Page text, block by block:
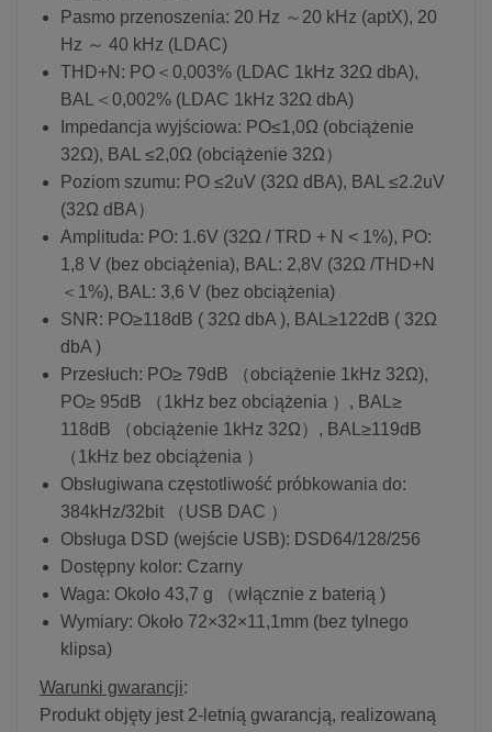
Pasmo przenoszenia: 20 Hz ～20 kHz (aptX), 20
Hz ～ 40 kHz (LDAC)
THD+N: PO＜0,003% (LDAC 1kHz 32Ω dbA),
BAL＜0,002% (LDAC 1kHz 32Ω dbA)
Impedancja wyjściowa: PO≤1,0Ω (obciążenie
32Ω), BAL ≤2,0Ω (obciążenie 32Ω）
Poziom szumu: PO ≤2uV (32Ω dBA), BAL ≤2.2uV
(32Ω dBA）
Amplituda: PO: 1.6V (32Ω / TRD + N < 1%), PO:
1,8 V (bez obciążenia), BAL: 2,8V (32Ω /THD+N
＜1%), BAL: 3,6 V (bez obciążenia)
SNR: PO≥118dB ( 32Ω dbA ), BAL≥122dB ( 32Ω
dbA )
Przesłuch: PO≥ 79dB （obciążenie 1kHz 32Ω),
PO≥ 95dB （1kHz bez obciążenia ）, BAL≥
118dB （obciążenie 1kHz 32Ω）, BAL≥119dB
（1kHz bez obciążenia ）
Obsługiwana częstotliwość próbkowania do:
384kHz/32bit （USB DAC ）
Obsługa DSD (wejście USB): DSD64/128/256
Dostępny kolor: Czarny
Waga: Około 43,7 g （włącznie z baterią )
Wymiary: Około 72×32×11,1mm (bez tylnego
klipsa)
Warunki gwarancji:
Produkt objęty jest 2-letnią gwarancją, realizowaną